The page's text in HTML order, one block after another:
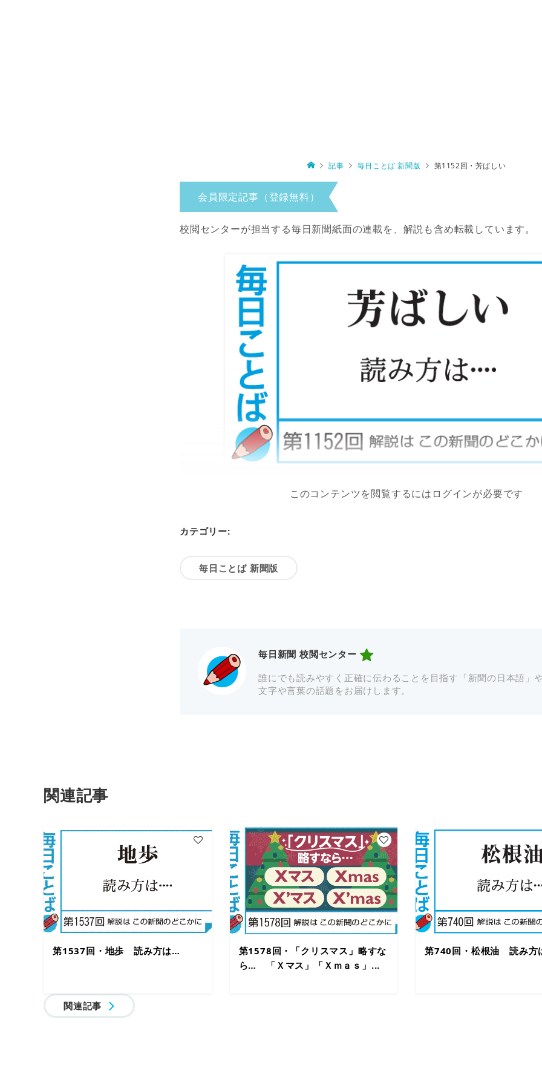
記事 毎日ことば 新聞版 第1152回・芳ばしい
会員限定記事（登録無料）
校閲センターが担当する毎日新聞紙面の連載を、解説も含め転載しています。
このコンテンツを閲覧するにはログインが必要です
カテゴリー:
毎日ことば 新聞版
毎日新聞 校閲センター
誰にでも読みやすく正確に伝わることを目指す「新聞の日本語」
文字や言葉の話題をお届けします。
関連記事
第1537回・地歩 読み方は…
第1578回・「クリスマス」略すな
ら… 「Ｘマス」「Ｘｍａｓ」...
第740回・松根油 読み方
関連記事